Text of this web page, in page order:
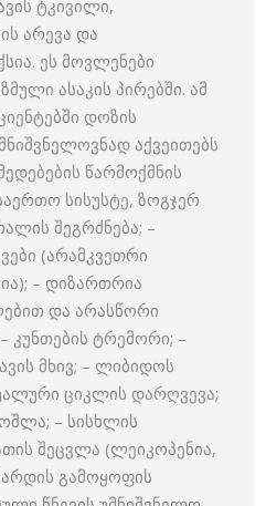
ტკივილი,
არევა და
ეს მოვლენები
ასაკის პირებში. ამ
დოზის
აქვეითებს
წარმოქმნის
სისუსტე, ზოგჯერ
შეგრძნება; –
(არამკვეთრი
– დიზართრია
და არასწორი
კუნთების ტრემორი; –
მხივ; – ლიბიდოს
ციკლის დარღვევა;
– სისხლის
შეცვლა (ლეიკოპენია,
გამოყოფის